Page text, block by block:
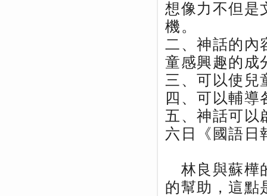
想像力不但是
機。
二、神話的內
童感興趣的成
三、可以使兒
四、可以輔導
五、神話可以
六日《國語日
林良與蘇樺
的幫助，這點